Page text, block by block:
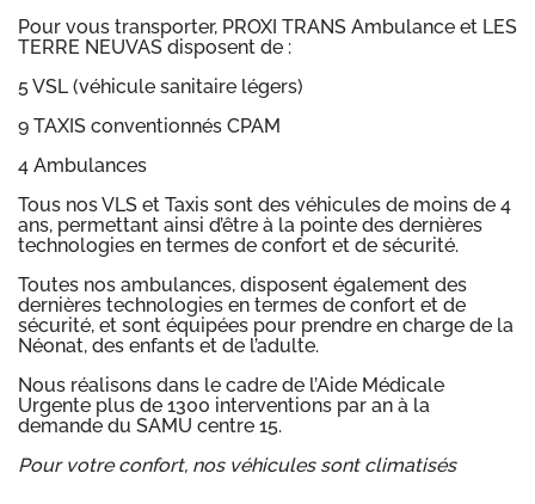
Pour vous transporter, PROXI TRANS Ambulance et LES
TERRE NEUVAS disposent de :
5 VSL (véhicule sanitaire légers)
9 TAXIS conventionnés CPAM
4 Ambulances
Tous nos VLS et Taxis sont des véhicules de moins de 4
ans, permettant ainsi d’être à la pointe des dernières
technologies en termes de confort et de sécurité.
Toutes nos ambulances, disposent également des
dernières technologies en termes de confort et de
sécurité, et sont équipées pour prendre en charge de la
Néonat, des enfants et de l’adulte.
Nous réalisons dans le cadre de l’Aide Médicale
Urgente plus de 1300 interventions par an à la
demande du SAMU centre 15.
Pour votre confort, nos véhicules sont climatisés